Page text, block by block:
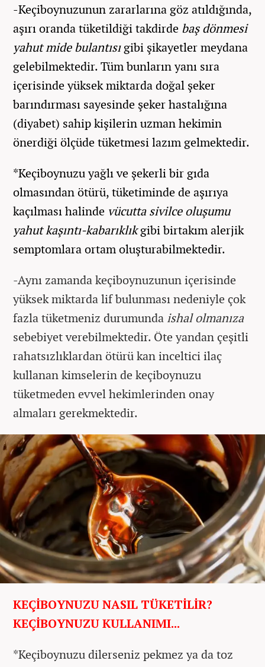
-Keçiboynuzunun zararlarına göz atıldığında,
aşırı oranda tüketildiği takdirde baş dönmesi
yahut mide bulantısıgibi şikayetler meydana
gelebilmektedir. Tüm bunların yanı sıra
içerisinde yüksek miktarda doğal şeker
barındırması sayesinde şeker hastalığına
(diyabet) sahip kişilerin uzman hekimin
önerdiği ölçüde tüketmesi lazım gelmektedir.
*Keçiboynuzu yağlı ve şekerli bir gıda
olmasından ötürü, tüketiminde de aşırıya
kaçılması halinde vücutta sivilce oluşumu
yahut kaşıntı-kabarıklıkgibi birtakım alerjik
semptomlara ortam oluşturabilmektedir.
-Aynı zamanda keçiboynuzunun içerisinde
yüksek miktarda lif bulunması nedeniyle çok
fazla tüketmeniz durumunda ishal olmanıza
sebebiyet verebilmektedir. Öte yandan çeşitli
rahatsızlıklardan ötürü kan inceltici ilaç
kullanan kimselerin de keçiboynuzu
tüketmeden evvel hekimlerinden onay
almaları gerekmektedir.
KEÇİBOYNUZU NASIL TÜKETİLİR?
KEÇİBOYNUZU KULLANIMI...
*Keçiboynuzu dilerseniz pekmez ya da toz